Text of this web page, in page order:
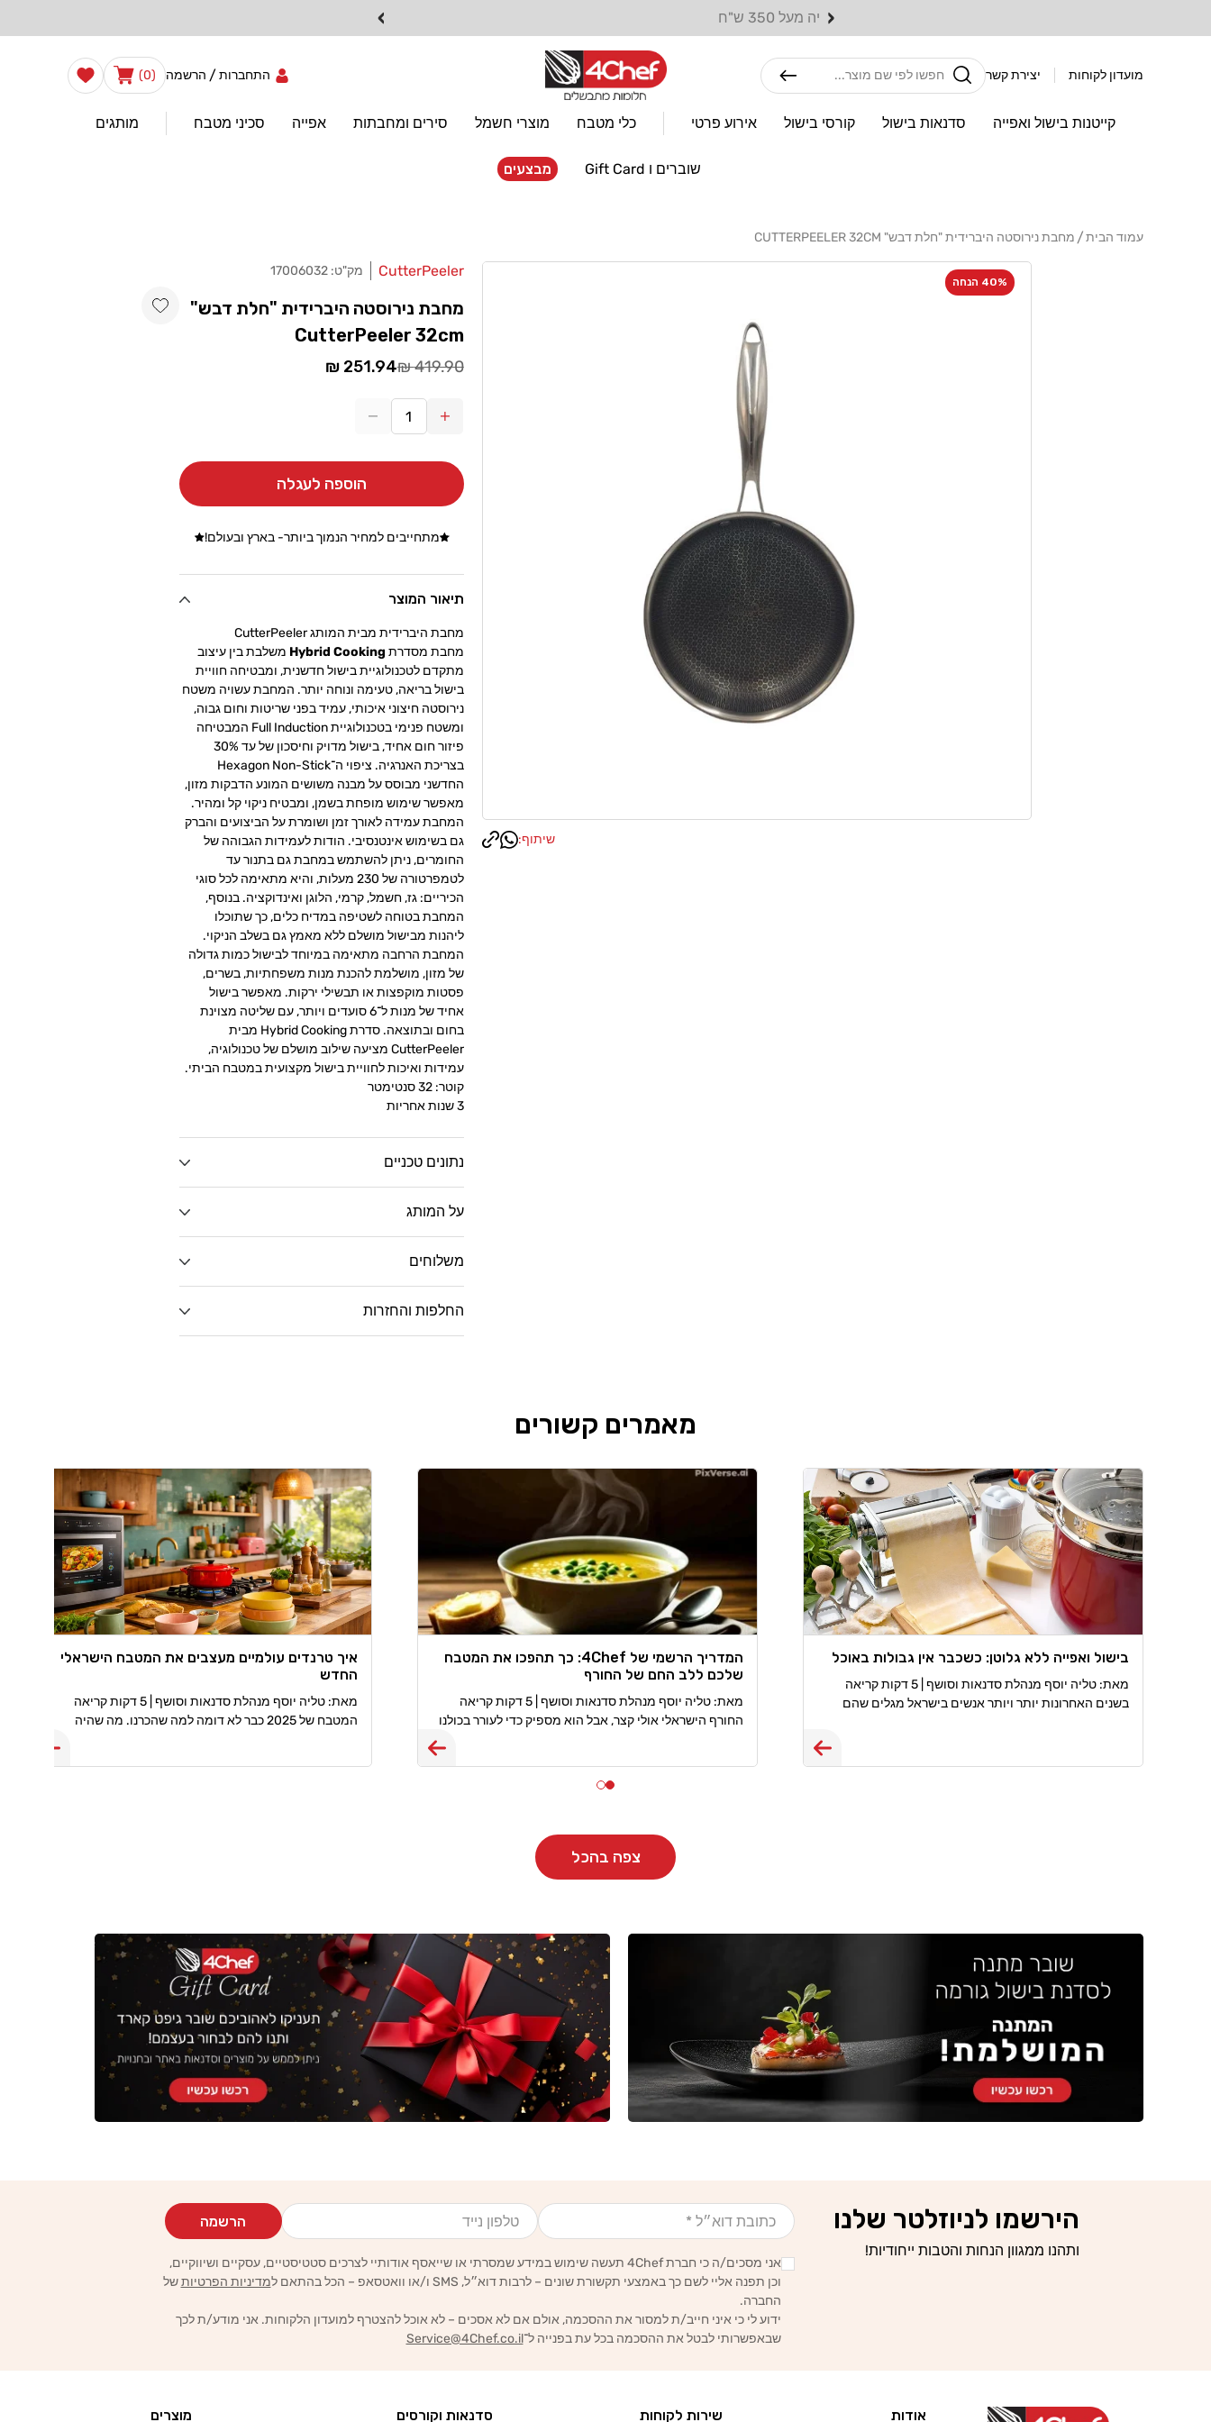
‹ מתחייבים למחירים הנמוכים ביותר! בארץ ובעולם ›
מועדון לקוחות יצירת קשר
קייטנות בישול ואפייה סדנאות בישול קורסי בישול אירוע פרטי כלי מטבח מוצרי חשמל סירים ומחבתות אפייה סכיני מטבח מותגים
שוברים ו Gift Card מבצעים
התחברות/ הרשמה עֲגָלָה(0)
0
פריטים
הרשימה
שלי
עמוד הבית מחבת נירוסטה היברידית "חלת דבש" CUTTERPEELER 32CM
דלג
לפרטי
המוצר
40% הנחה
שיתוף:
מוֹכֵר:
CutterPeeler מק"ט:17006032
מחבת נירוסטה היברידית "חלת דבש"
CutterPeeler 32cm
מחיר
419.90 ₪
251.94 ₪
הגדל
עבור
נירוסטה
&quot;חלת
32cm
עבור
מחבת
נירוסטה
&quot;חלת
הוספה לעגלה
מתחייבים למחיר הנמוך ביותר- בארץ ובעולם!
תיאור המוצר
מחבת היברידית מבית המותג CutterPeeler
מחבת מסדרת Hybrid Cooking משלבת בין עיצוב
מתקדם לטכנולוגיית בישול חדשנית, ומבטיחה חוויית
בישול בריאה, טעימה ונוחה יותר. המחבת עשויה משטח
נירוסטה חיצוני איכותי, עמיד בפני שריטות וחום גבוה,
ומשטח פנימי בטכנולוגיית Full Induction המבטיחה
פיזור חום אחיד, בישול מדויק וחיסכון של עד 30%
בצריכת האנרגיה. ציפוי ה־Hexagon Non-Stick
החדשני מבוסס על מבנה משושים המונע הדבקות מזון,
מאפשר שימוש מופחת בשמן, ומבטיח ניקוי קל ומהיר.
המחבת עמידה לאורך זמן ושומרת על הביצועים והברק
גם בשימוש אינטנסיבי. הודות לעמידות הגבוהה של
החומרים, ניתן להשתמש במחבת גם בתנור עד
לטמפרטורה של 230 מעלות, והיא מתאימה לכל סוגי
הכיריים: גז, חשמל, קרמי, הלוגן ואינדוקציה. בנוסף,
המחבת בטוחה לשטיפה במדיח כלים, כך שתוכלו
ליהנות מבישול מושלם ללא מאמץ גם בשלב הניקוי.
המחבת הרחבה מתאימה במיוחד לבישול כמות גדולה
של מזון, מושלמת להכנת מנות משפחתיות, בשרים,
פסטות מוקפצות או תבשילי ירקות. מאפשר בישול
אחיד של מנות ל־6 סועדים ויותר, עם שליטה מצוינת
בחום ובתוצאה.
סדרת Hybrid Cooking מבית
CutterPeeler מציעה שילוב מושלם של טכנולוגיה,
עמידות ואיכות לחוויית בישול מקצועית במטבח הביתי.
קוטר: 32 סנטימטר
3 שנות אחריות
נתונים טכניים
על המותג
משלוחים
החלפות והחזרות
מאמרים קשורים
בישול ואפייה ללא גלוטן: כשכבר אין גבולות באוכל
מאת: טליה יוסף מנהלת סדנאות וסושף | 5 דקות קריאה
בשנים האחרונות יותר ויותר אנשים בישראל מגלים שהם
המדריך הרשמי של 4Chef: כך תהפכו את המטבח
שלכם ללב החם של החורף
מאת: טליה יוסף מנהלת סדנאות וסושף | 5 דקות קריאה
החורף הישראלי אולי קצר, אבל הוא מספיק כדי לעורר בכולנו
איך טרנדים עולמיים מעצבים את המטבח הישראלי
החדש
מאת: טליה יוסף מנהלת סדנאות וסושף | 5 דקות קריאה
המטבח של 2025 כבר לא דומה למה שהכרנו. מה שהיה
צפה בהכל
הירשמו לניוזלטר שלנו
ותהנו ממגוון הנחות והטבות ייחודיות!
אימייל טלפון נייד הרשמה
אני מסכים/ה כי חברת 4Chef תעשה שימוש במידע שמסרתי או שייאסף אודותיי לצרכים סטטיסטיים, עסקיים ושיווקיים,
וכן תפנה אליי לשם כך באמצעי תקשורת שונים – לרבות דוא״ל, SMS ו/או וואטסאפ – הכל בהתאם ל
מדיניות הפרטיותשל
החברה.
ידוע לי כי איני חייב/ת למסור את ההסכמה, אולם אם לא אסכים – לא אוכל להצטרף למועדון הלקוחות. אני מודע/ת לכך
שבאפשרותי לבטל את ההסכמה בכל עת בפנייה ל־Service@4Chef.co.il
אודות שירות לקוחות סדנאות וקורסים מוצרים